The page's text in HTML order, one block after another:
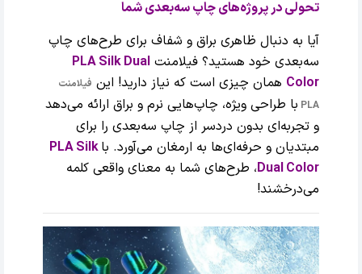
تحولی در پروژه‌های چاپ سه‌بعدی شما
آیا به دنبال ظاهری براق و شفاف برای طرح‌های چاپ
سه‌بعدی خود هستید؟ فیلامنت PLA Silk Dual
Color همان چیزی است که نیاز دارید! این فیلامنت
PLA با طراحی ویژه، چاپ‌هایی نرم و براق ارائه می‌دهد
و تجربه‌ای بدون دردسر از چاپ سه‌بعدی را برای
مبتدیان و حرفه‌ای‌ها به ارمغان می‌آورد. باPLA Silk
Dual Color، طرح‌های شما به معنای واقعی کلمه
می‌درخشند!